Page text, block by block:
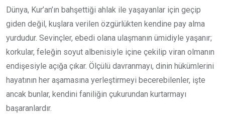
Dünya, Kur’an’ın bahşettiği ahlak ile yaşayanlar için geçip
giden değil, kuşlara verilen özgürlükten kendine pay alma
yurdudur. Sevinçler, ebedi olana ulaşmanın ümidiyle yaşanır;
korkular, feleğin soyut albenisiyle içine çekilip viran olmanın
endişesiyle açığa çıkar. Ölçülü davranmayı, dinin hükümlerini
hayatının her aşamasına yerleştirmeyi becerebilenler, işte
ancak bunlar, kendini faniliğin çukurundan kurtarmayı
başaranlardır.